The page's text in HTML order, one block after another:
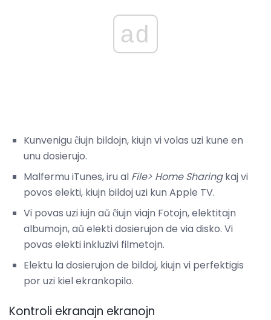
ad
Kunvenigu ĉiujn bildojn, kiujn vi volas uzi kune en
unu dosierujo.
Malfermu iTunes, iru al File> Home Sharingkaj vi
povos elekti, kiujn bildoj uzi kun Apple TV.
Vi povas uzi iujn aŭ ĉiujn viajn Fotojn, elektitajn
albumojn, aŭ elekti dosierujon de via disko. Vi
povas elekti inkluzivi filmetojn.
Elektu la dosierujon de bildoj, kiujn vi perfektigis
por uzi kiel ekrankopilo.
Kontroli ekranajn ekranojn